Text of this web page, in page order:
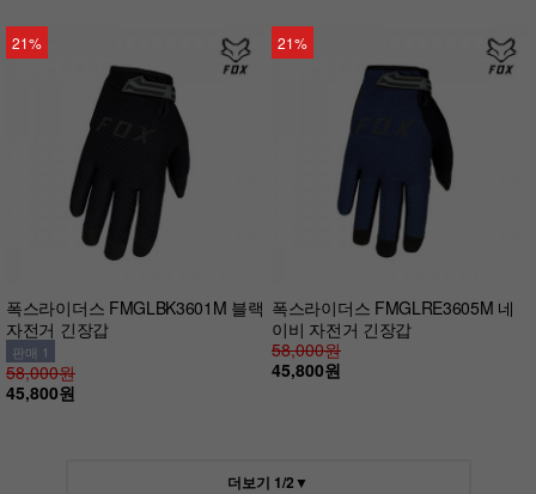
21%
폭스라이더스 FMGLBK3601M 블랙
자전거 긴장갑
판매 1
58,000원
45,800원
21%
폭스라이더스 FMGLRE3605M 네
이비 자전거 긴장갑
58,000원
45,800원
더보기 1/2▼